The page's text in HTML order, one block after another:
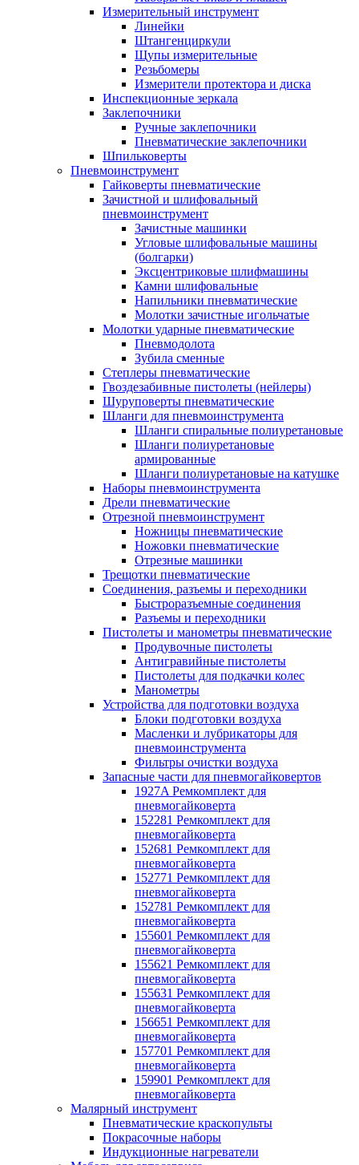
Измерительный инструмент
Линейки
Штангенциркули
Щупы измерительные
Резьбомеры
Измерители протектора и диска
Инспекционные зеркала
Заклепочники
Ручные заклепочники
Пневматические заклепочники
Шпильковерты
Пневмоинструмент
Гайковерты пневматические
Зачистной и шлифовальный
пневмоинструмент
Зачистные машинки
Угловые шлифовальные машины
(болгарки)
Эксцентриковые шлифмашины
Камни шлифовальные
Напильники пневматические
Молотки зачистные игольчатые
Молотки ударные пневматические
Пневмодолота
Зубила сменные
Степлеры пневматические
Гвоздезабивные пистолеты (нейлеры)
Шуруповерты пневматические
Шланги для пневмоинструмента
Шланги спиральные полиуретановые
Шланги полиуретановые
армированные
Шланги полиуретановые на катушке
Наборы пневмоинструмента
Дрели пневматические
Отрезной пневмоинструмент
Ножницы пневматические
Ножовки пневматические
Отрезные машинки
Трещотки пневматические
Соединения, разъемы и переходники
Быстроразъемные соединения
Разъемы и переходники
Пистолеты и манометры пневматические
Продувочные пистолеты
Антигравийные пистолеты
Пистолеты для подкачки колес
Манометры
Устройства для подготовки воздуха
Блоки подготовки воздуха
Масленки и лубрикаторы для
пневмоинструмента
Фильтры очистки воздуха
Запасные части для пневмогайковертов
1927A Ремкомплект для
пневмогайковерта
152281 Ремкомплект для
пневмогайковерта
152681 Ремкомплект для
пневмогайковерта
152771 Ремкомплект для
пневмогайковерта
152781 Ремкомплект для
пневмогайковерта
155601 Ремкомплект для
пневмогайковерта
155621 Ремкомплект для
пневмогайковерта
155631 Ремкомплект для
пневмогайковерта
156651 Ремкомплект для
пневмогайковерта
157701 Ремкомплект для
пневмогайковерта
159901 Ремкомплект для
пневмогайковерта
Малярный инструмент
Пневматические краскопульты
Покрасочные наборы
Индукционные нагреватели